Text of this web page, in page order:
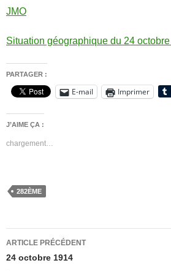
JMO
Situation géographique du 24
PARTAGER :
E-mail Imprimer
J’AIME ÇA :
chargement…
282ÈME
Navigation
des
ARTICLE PRÉCÉDENT
24 octobre 1914